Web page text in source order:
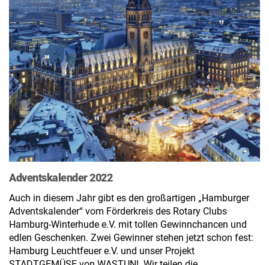
Adventskalender 2022
Auch in diesem Jahr gibt es den großartigen „Hamburger
Adventskalender“ vom Förderkreis des Rotary Clubs
Hamburg-Winterhude e.V. mit tollen Gewinnchancen und
edlen Geschenken. Zwei Gewinner stehen jetzt schon fest:
Hamburg Leuchtfeuer e.V. und unser Projekt